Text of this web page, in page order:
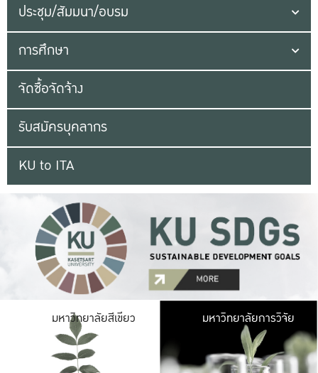
ประชุม/สัมมนา/อบรม
การศึกษา
จัดซื้อจัดจ้าง
รับสมัครบุคลากร
KU to ITA
มหาวิทยาลัยสีเขียว มหาวิ
มีพื้นที่เขียวสดใส
เป็นป่าในเมือง เกษต
มหาวิทยาลัยการวิจัย